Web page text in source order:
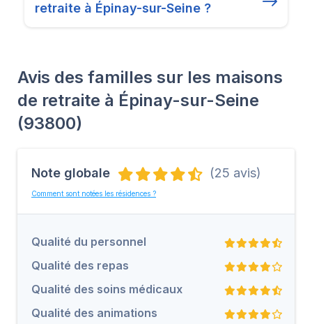
retraite à Épinay-sur-Seine ?
Avis des familles sur les maisons
de retraite à Épinay-sur-Seine
(93800)
Note globale (25 avis)
Comment sont notées les résidences ?
Qualité du personnel
Qualité des repas
Qualité des soins médicaux
Qualité des animations